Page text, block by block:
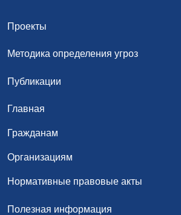
Проекты
Методика определения угроз
Публикации
Главная
Гражданам
Организациям
Нормативные правовые акты
Полезная информация